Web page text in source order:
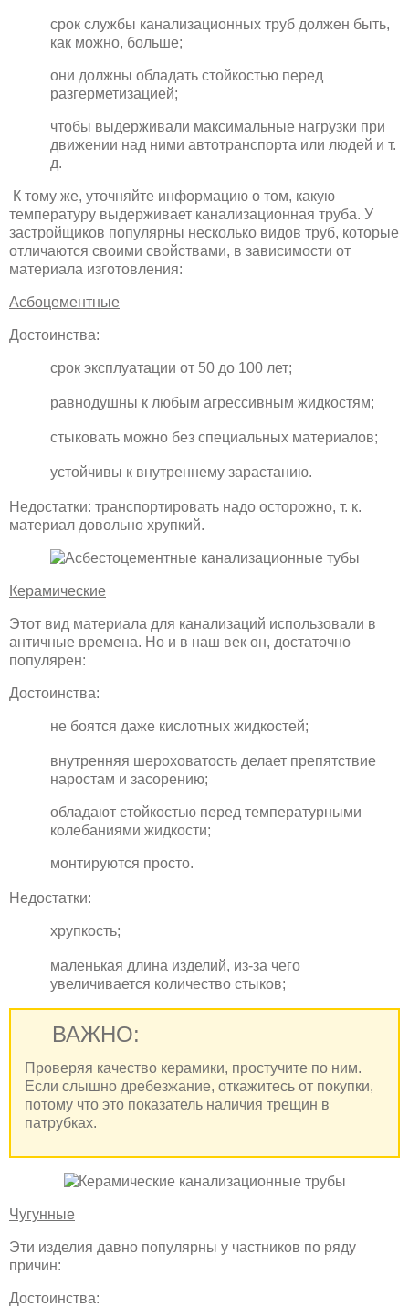
срок службы канализационных труб должен быть,
как можно, больше;
они должны обладать стойкостью перед
разгерметизацией;
чтобы выдерживали максимальные нагрузки при
движении над ними автотранспорта или людей и т.
д.
К тому же, уточняйте информацию о том, какую
температуру выдерживает канализационная труба. У
застройщиков популярны несколько видов труб, которые
отличаются своими свойствами, в зависимости от
материала изготовления:
Асбоцементные
Достоинства:
срок эксплуатации от 50 до 100 лет;
равнодушны к любым агрессивным жидкостям;
стыковать можно без специальных материалов;
устойчивы к внутреннему зарастанию.
Недостатки: транспортировать надо осторожно, т. к.
материал довольно хрупкий.
Керамические
Этот вид материала для канализаций использовали в
античные времена. Но и в наш век он, достаточно
популярен:
Достоинства:
не боятся даже кислотных жидкостей;
внутренняя шероховатость делает препятствие
наростам и засорению;
обладают стойкостью перед температурными
колебаниями жидкости;
монтируются просто.
Недостатки:
хрупкость;
маленькая длина изделий, из-за чего
увеличивается количество стыков;
ВАЖНО:
Проверяя качество керамики, простучите по ним.
Если слышно дребезжание, откажитесь от покупки,
потому что это показатель наличия трещин в
патрубках.
Чугунные
Эти изделия давно популярны у частников по ряду
причин:
Достоинства: